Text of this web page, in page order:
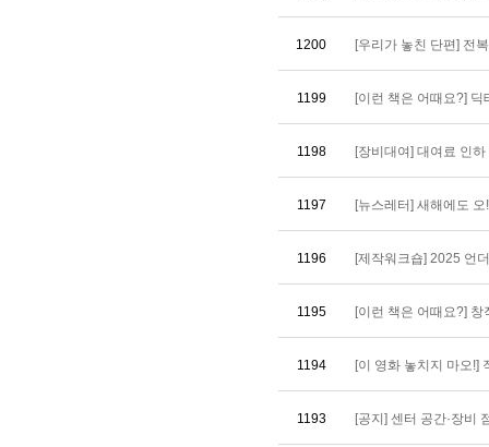
1200 [우리가 놓친 단편] 전
1199 [이런 책은 어때요?]
1198 [장비대여] 대여료 인
1197 [뉴스레터] 새해에도
1196 [제작워크숍] 2025 언
1195 [이런 책은 어때요?]
1194 [이 영화 놓치지 마오!]
1193 [공지] 센터 공간·장비